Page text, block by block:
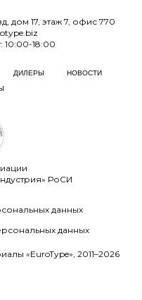
дом 17, этаж 7, офис 770
10:00-18:00
ДИЛЕРЫ
НОВОСТИ
РоСИ
данных
данных
«EuroType», 2011–2026